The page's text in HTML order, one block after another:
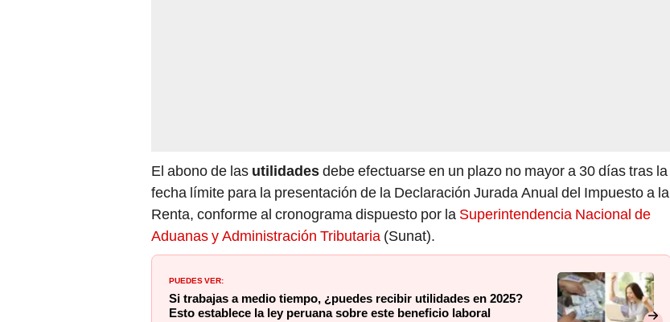
El abono de las utilidadesdebe efectuarse en un plazo no mayor a 30 días tras la
fecha límite para la presentación de la Declaración Jurada Anual del Impuesto a la
Renta, conforme al cronograma dispuesto por la Superintendencia Nacional de
Aduanas y Administración Tributaria (Sunat).
PUEDES VER:
Si trabajas a medio tiempo, ¿puedes recibir utilidades en 2025?
Esto establece la ley peruana sobre este beneficio laboral